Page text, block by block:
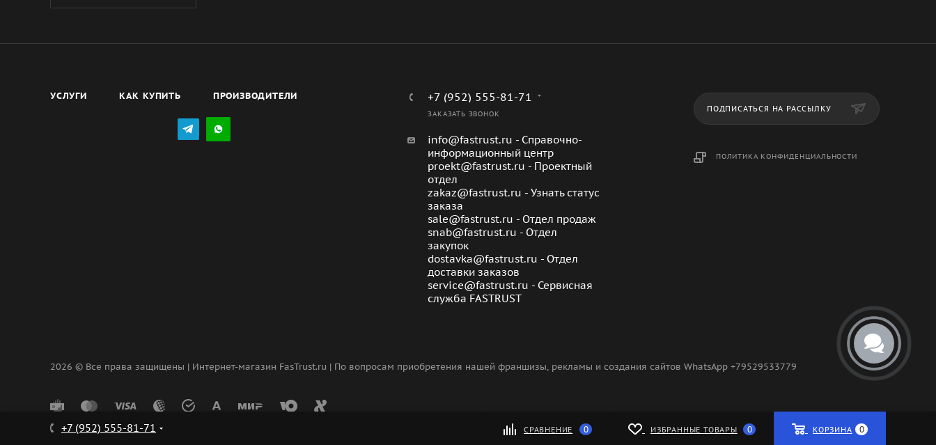
УСЛУГИ КАК КУПИТЬ ПРОИЗВОДИТЕЛИ +7 (952) 555-81-71
ЗАКАЗАТЬ ЗВОНОК
info@fastrust.ru - Справочно-
информационный центр
proekt@fastrust.ru - Проектный
отдел
zakaz@fastrust.ru - Узнать статус
заказа
sale@fastrust.ru - Отдел продаж
snab@fastrust.ru - Отдел
закупок
dostavka@fastrust.ru - Отдел
доставки заказов
service@fastrust.ru - Сервисная
служба FASTRUST
ПОДПИСАТЬСЯ НА РАССЫЛКУ
ПОЛИТИКА КОНФИДЕНЦИАЛЬНОСТИ
2026 © Все права защищены | Интернет-магазин FasTrust.ru | По вопросам приобретения нашей франшизы, рекламы и создания сайтов WhatsApp +79529533779
+7 (952) 555-81-71 СРАВНЕНИЕ 0 ИЗБРАННЫЕ ТОВАРЫ 0 КОРЗИНА 0